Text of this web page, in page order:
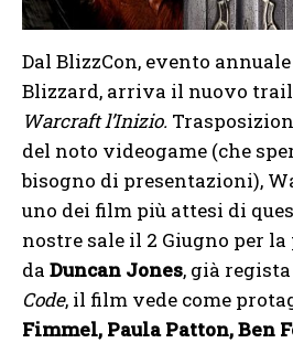
Dal BlizzCon, evento
Blizzard, arriva il nuovo
Warcraft l’Inizio.
del noto videogame (che
bisogno di presentazioni),
uno dei film più attesi di
nostre sale il 2 Giugno per
da Duncan Jones, già
Code, il film vede come
Fimmel, Paula Patton, Ben